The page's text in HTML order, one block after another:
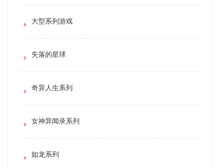
大型系列游戏
失落的星球
奇异人生系列
女神异闻录系列
如龙系列